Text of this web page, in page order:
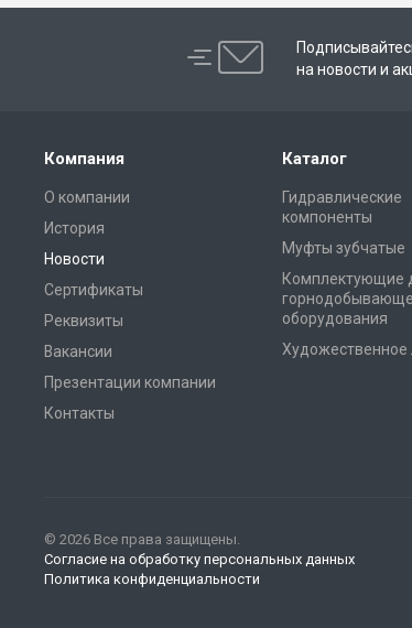
на новости и
Компания
О компании
История
Новости
Сертификаты
Реквизиты
Вакансии
Презентации компании
Контакты
Каталог
Гидравлические
компоненты
Муфты зубчатые
Комплектующие
оборудования
Художественное
© 2026 Все права защищены.
Согласие на обработку персональных данных
Политика конфиденциальности